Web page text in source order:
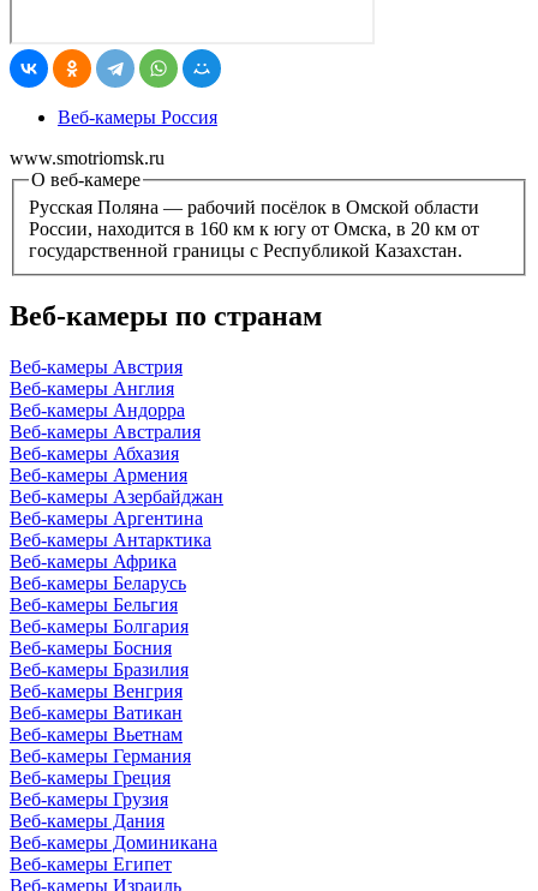
Веб-камеры Россия
www.smotriomsk.ru
О веб-камере
Русская Поляна — рабочий посёлок в Омской области
России, находится в 160 км к югу от Омска, в 20 км от
государственной границы с Республикой Казахстан.
Веб-камеры по странам
Веб-камеры Австрия
Веб-камеры Англия
Веб-камеры Андорра
Веб-камеры Австралия
Веб-камеры Абхазия
Веб-камеры Армения
Веб-камеры Азербайджан
Веб-камеры Аргентина
Веб-камеры Антарктика
Веб-камеры Африка
Веб-камеры Беларусь
Веб-камеры Бельгия
Веб-камеры Болгария
Веб-камеры Босния
Веб-камеры Бразилия
Веб-камеры Венгрия
Веб-камеры Ватикан
Веб-камеры Вьетнам
Веб-камеры Германия
Веб-камеры Греция
Веб-камеры Грузия
Веб-камеры Дания
Веб-камеры Доминикана
Веб-камеры Египет
Веб-камеры Израиль